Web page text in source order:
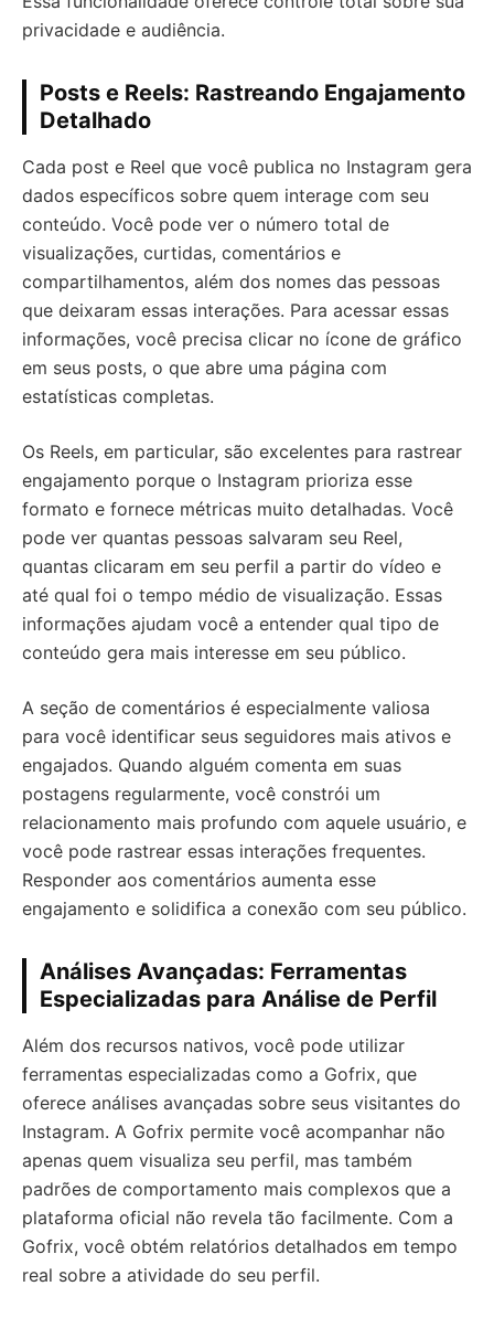
privacidade e audiência.
Posts e Reels: Rastreando Engajamento
Detalhado
Cada post e Reel que você publica no Instagram gera
dados específicos sobre quem interage com seu
conteúdo. Você pode ver o número total de
visualizações, curtidas, comentários e
compartilhamentos, além dos nomes das pessoas
que deixaram essas interações. Para acessar essas
informações, você precisa clicar no ícone de gráfico
em seus posts, o que abre uma página com
estatísticas completas.
Os Reels, em particular, são excelentes para rastrear
engajamento porque o Instagram prioriza esse
formato e fornece métricas muito detalhadas. Você
pode ver quantas pessoas salvaram seu Reel,
quantas clicaram em seu perfil a partir do vídeo e
até qual foi o tempo médio de visualização. Essas
informações ajudam você a entender qual tipo de
conteúdo gera mais interesse em seu público.
A seção de comentários é especialmente valiosa
para você identificar seus seguidores mais ativos e
engajados. Quando alguém comenta em suas
postagens regularmente, você constrói um
relacionamento mais profundo com aquele usuário, e
você pode rastrear essas interações frequentes.
Responder aos comentários aumenta esse
engajamento e solidifica a conexão com seu público.
Análises Avançadas: Ferramentas
Especializadas para Análise de Perfil
Além dos recursos nativos, você pode utilizar
ferramentas especializadas como a Gofrix, que
oferece análises avançadas sobre seus visitantes do
Instagram. A Gofrix permite você acompanhar não
apenas quem visualiza seu perfil, mas também
padrões de comportamento mais complexos que a
plataforma oficial não revela tão facilmente. Com a
Gofrix, você obtém relatórios detalhados em tempo
real sobre a atividade do seu perfil.